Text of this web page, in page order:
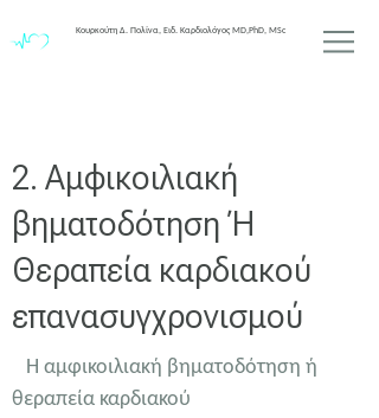
Κουρκούτη Δ. Πολίνα, Ειδ. Καρδιολόγος MD,PhD, MSc
2. Αμφικοιλιακή
βηματοδότηση ή
Θεραπεία καρδιακού
επανασυγχρονισμού
Η αμφικοιλιακή βηματοδότηση ή
θεραπεία καρδιακού